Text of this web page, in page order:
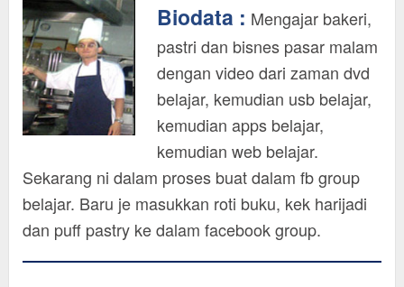
Biodata : Mengajar bakeri,
pastri dan bisnes pasar malam
dengan video dari zaman dvd
belajar, kemudian usb belajar,
kemudian apps belajar,
kemudian web belajar.
Sekarang ni dalam proses buat dalam fb group
belajar. Baru je masukkan roti buku, kek harijadi
dan puff pastry ke dalam facebook group.